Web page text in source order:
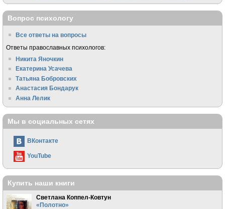
Вопрос психологу
Все ответы на вопросы
Ответы православных психологов:
Никита Яночкин
Екатерина Усачева
Татьяна Бобровских
Анастасия Бондарук
Анна Лелик
Мы в социальных сетях
ВКонтакте
YouTube
Купить наши книги
Светлана Коппел-Ковтун
«Полотно»